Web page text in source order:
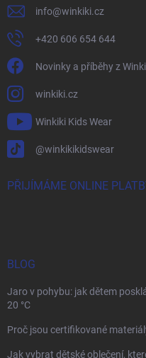
info@winkiki.cz
+420 606 654 644
Novinky a příběhy z
winkiki.cz
Winkiki Kids Wear
@winkikikidswear
PŘIJÍMÁME ONLINE
BLOG
Jaro v pohybu: jak dětem
20 °C
Proč jsou certifikované
Jak vybrat dětské oblečení,